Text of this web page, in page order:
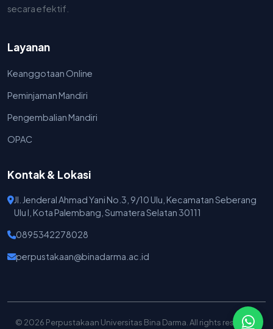
secara efektif.
Layanan
Keanggotaan Online
Peminjaman Mandiri
Pengembalian Mandiri
OPAC
Kontak & Lokasi
Jl. Jenderal Ahmad Yani No.3, 9/10 Ulu, Kecamatan Seberang
Ulu I, Kota Palembang, Sumatera Selatan 30111
0895342278028
perpustakaan@binadarma.ac.id
© 2026 Perpustakaan Universitas Bina Darma. All rights reserved.